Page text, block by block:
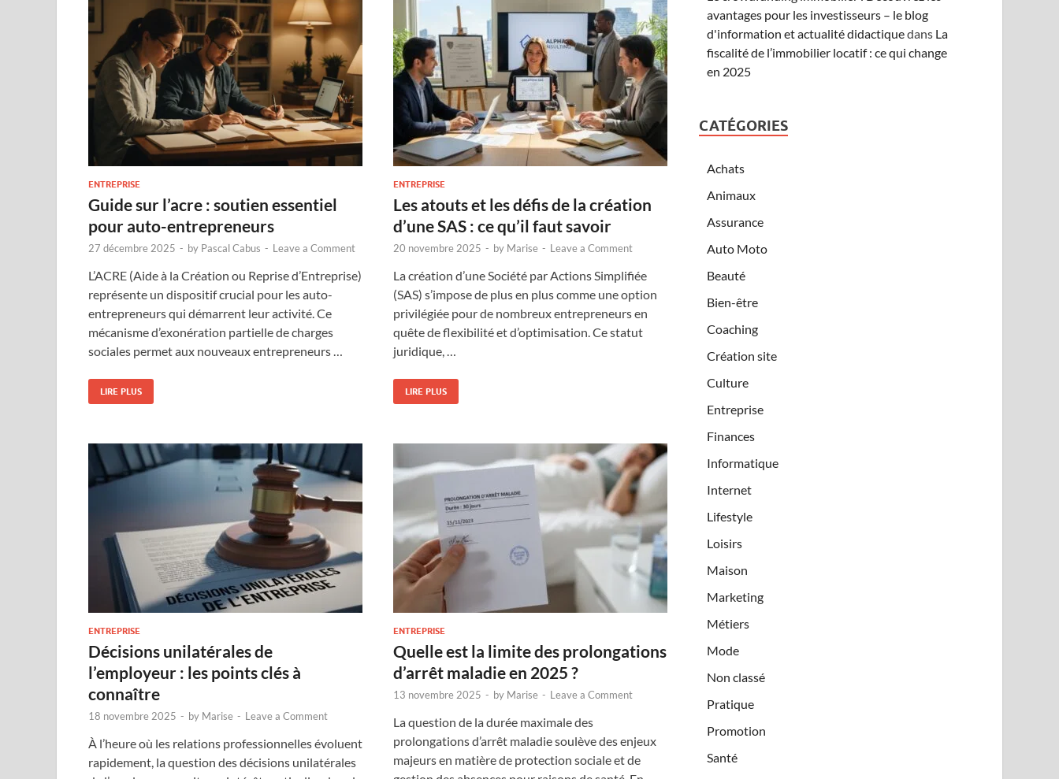
ENTREPRISE
Guide sur l’acre : soutien essentiel
pour auto-entrepreneurs
27 décembre 2025 - by Pascal Cabus - Leave a Comment
L’ACRE (Aide à la Création ou Reprise d’Entreprise)
représente un dispositif crucial pour les auto-
entrepreneurs qui démarrent leur activité. Ce
mécanisme d’exonération partielle de charges
sociales permet aux nouveaux entrepreneurs …
LIRE PLUS
ENTREPRISE
Les atouts et les défis de la création
d’une SAS : ce qu’il faut savoir
20 novembre 2025 - by Marise - Leave a Comment
La création d’une Société par Actions Simplifiée
(SAS) s’impose de plus en plus comme une option
privilégiée pour de nombreux entrepreneurs en
quête de flexibilité et d’optimisation. Ce statut
juridique, …
LIRE PLUS
ENTREPRISE
Décisions unilatérales de
l’employeur : les points clés à
connaître
18 novembre 2025 - by Marise - Leave a Comment
À l’heure où les relations professionnelles évoluent
rapidement, la question des décisions unilatérales
ENTREPRISE
Quelle est la limite des prolongations
d’arrêt maladie en 2025 ?
13 novembre 2025 - by Marise - Leave a Comment
La question de la durée maximale des
prolongations d’arrêt maladie soulève des enjeux
majeurs en matière de protection sociale et de
avantages pour les investisseurs – le blog
d'information et actualité didactiquedans La
fiscalité de l’immobilier locatif : ce qui change
en 2025
CATÉGORIES
Achats
Animaux
Assurance
Auto Moto
Beauté
Bien-être
Coaching
Création site
Culture
Entreprise
Finances
Informatique
Internet
Lifestyle
Loisirs
Maison
Marketing
Métiers
Mode
Non classé
Pratique
Promotion
Santé